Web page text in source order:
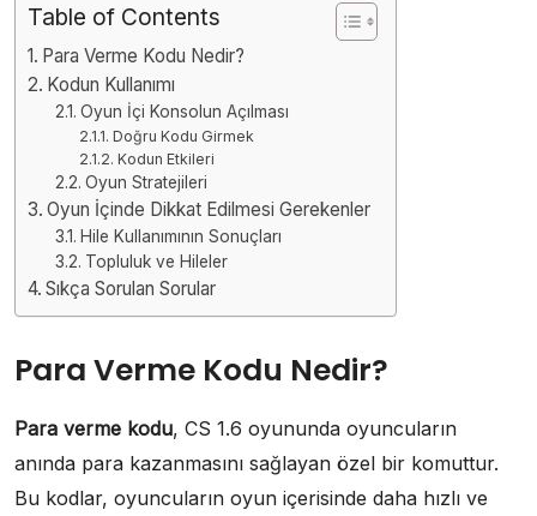
Table of Contents
Para Verme Kodu Nedir?
Kodun Kullanımı
Oyun İçi Konsolun Açılması
Doğru Kodu Girmek
Kodun Etkileri
Oyun Stratejileri
Oyun İçinde Dikkat Edilmesi Gerekenler
Hile Kullanımının Sonuçları
Topluluk ve Hileler
Sıkça Sorulan Sorular
Para Verme Kodu Nedir?
Para verme kodu, CS 1.6 oyununda oyuncuların
anında para kazanmasını sağlayan özel bir komuttur.
Bu kodlar, oyuncuların oyun içerisinde daha hızlı ve